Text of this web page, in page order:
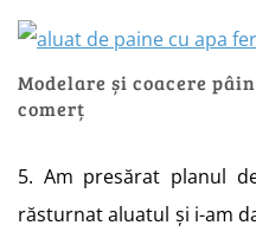
Modelare și coacere
comerț
5. Am presărat planul
răsturnat aluatul și i-am